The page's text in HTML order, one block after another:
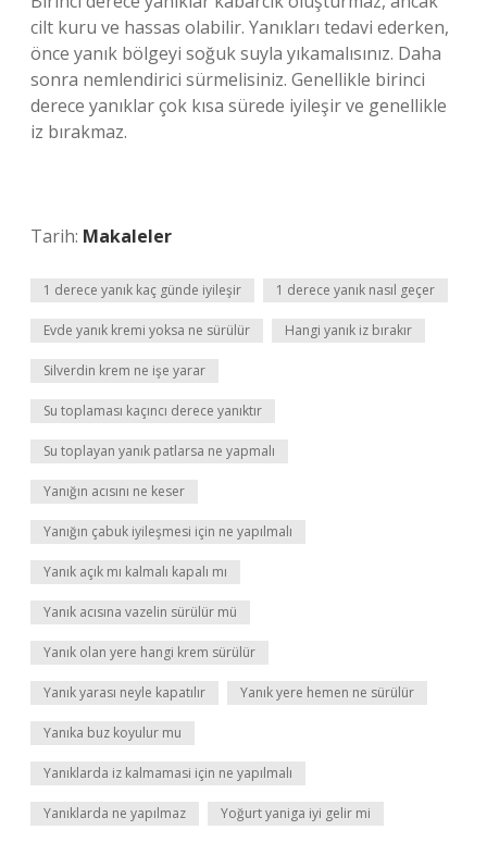
cilt kuru ve hassas olabilir. Yanıkları tedavi ederken,
önce yanık bölgeyi soğuk suyla yıkamalısınız. Daha
sonra nemlendirici sürmelisiniz. Genellikle birinci
derece yanıklar çok kısa sürede iyileşir ve genellikle
iz bırakmaz.
Tarih: Makaleler
1 derece yanık kaç günde iyileşir 1 derece yanık nasıl geçer
Evde yanık kremi yoksa ne sürülür Hangi yanık iz bırakır
Silverdin krem ne işe yarar
Su toplaması kaçıncı derece yanıktır
Su toplayan yanık patlarsa ne yapmalı
Yanığın acısını ne keser
Yanığın çabuk iyileşmesi için ne yapılmalı
Yanık açık mı kalmalı kapalı mı
Yanık acısına vazelin sürülür mü
Yanık olan yere hangi krem sürülür
Yanık yarası neyle kapatılır Yanık yere hemen ne sürülür
Yanıka buz koyulur mu
Yanıklarda iz kalmamasi için ne yapılmalı
Yanıklarda ne yapılmaz Yoğurt yaniga iyi gelir mi